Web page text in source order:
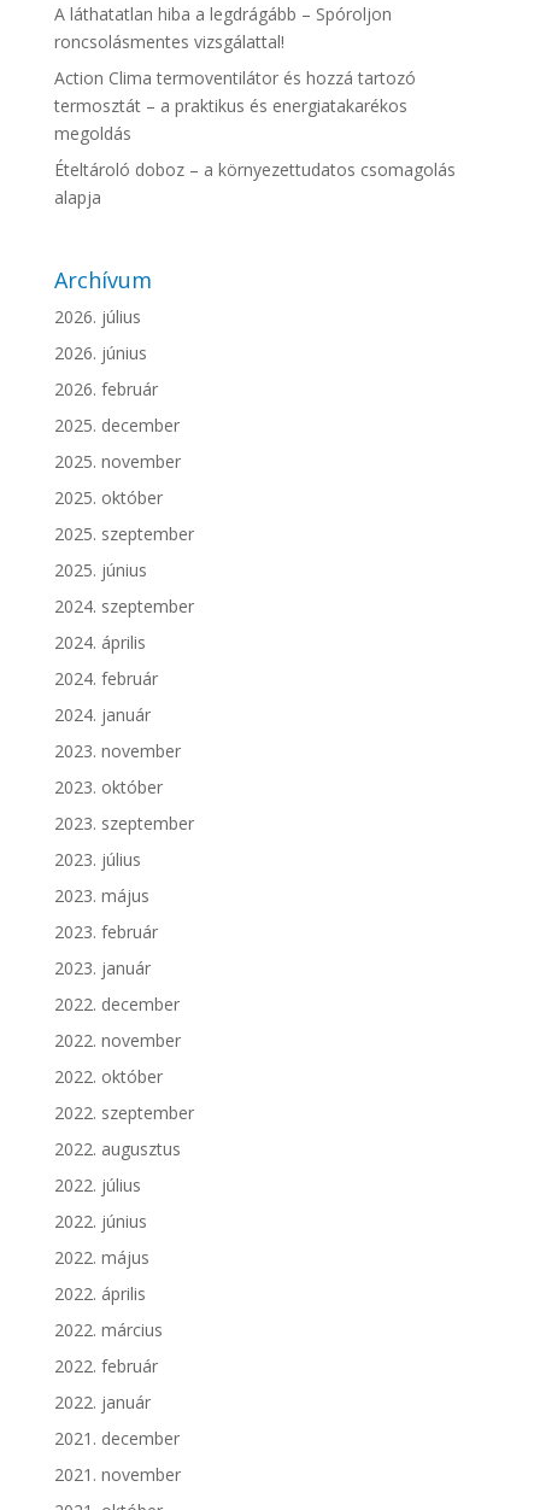
A láthatatlan hiba a legdrágább – Spóroljon
roncsolásmentes vizsgálattal!
Action Clima termoventilátor és hozzá tartozó
termosztát – a praktikus és energiatakarékos
megoldás
Ételtároló doboz – a környezettudatos csomagolás
alapja
Archívum
2026. július
2026. június
2026. február
2025. december
2025. november
2025. október
2025. szeptember
2025. június
2024. szeptember
2024. április
2024. február
2024. január
2023. november
2023. október
2023. szeptember
2023. július
2023. május
2023. február
2023. január
2022. december
2022. november
2022. október
2022. szeptember
2022. augusztus
2022. július
2022. június
2022. május
2022. április
2022. március
2022. február
2022. január
2021. december
2021. november